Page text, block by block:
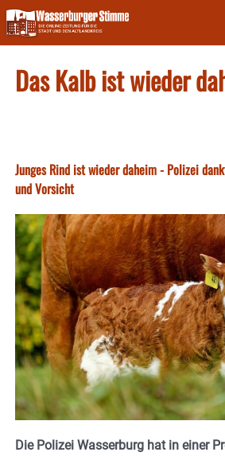
Skip
to
content
Das Kalb ist wieder
Junges Rind ist wieder daheim - Polizei
und Vorsicht
Die Polizei Wasserburg hat in einer